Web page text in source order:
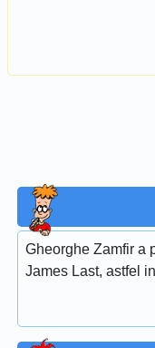
Gheorghe Zamfir a
James Last, astfel